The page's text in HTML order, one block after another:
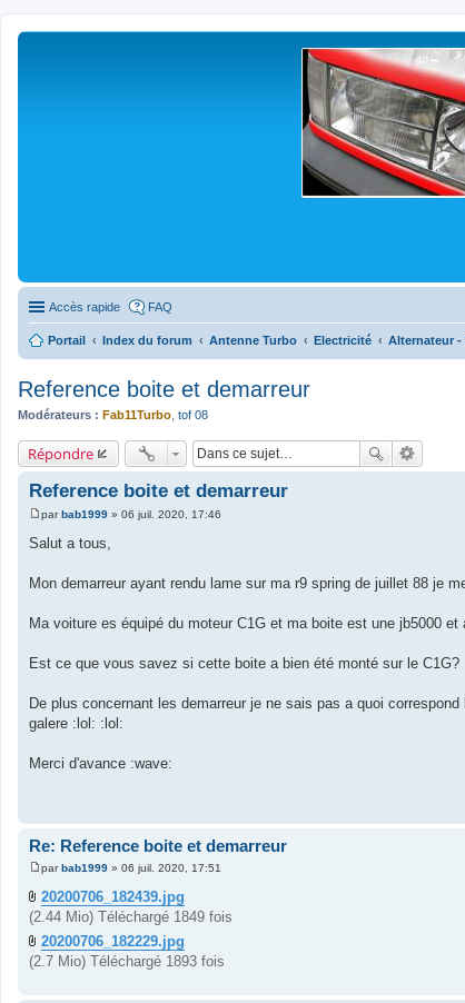
Accès rapide FAQ
Portail Index du forum Antenne Turbo Electricité Alternateur -
Reference boite et demarreur
Modérateurs : Fab11Turbo tof 08
Répondre
Reference boite et demarreur
M
e
s
g
parbab1999 » 06 juil. 2020, 17:46
Salut a tous,
Mon demarreur ayant rendu lame sur ma r9 spring de juillet 88 je
Ma voiture es équipé du moteur C1G et ma boite est une jb5000
Est ce que vous savez si cette boite a bien été monté sur le C1G?
De plus concernant les demarreur je ne sais pas a quoi
galere :lol: :lol:
Merci d'avance :wave:
Re: Reference boite et demarreur
M
e
s
s
g
e
parbab1999 » 06 juil. 2020, 17:51
20200706_182439.jpg
(2.44 Mio) Téléchargé 1849 fois
20200706_182229.jpg
(2.7 Mio) Téléchargé 1893 fois